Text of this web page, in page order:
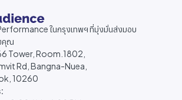
ในกรุงเทพฯ ที่มุ่งมั่นส่งมอบ
คุณ
Tower, Room.1802,
Rd, Bangna-Nuea,
10260